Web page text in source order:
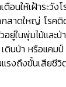
อนให้เฝ้าระวังโ
กสาดใหญ่ โรคติ
ยู่ในพุ่มไม้และป่า
ดินป่า หรือแคมป์
แรงถึงขั้นเสียชีวิ